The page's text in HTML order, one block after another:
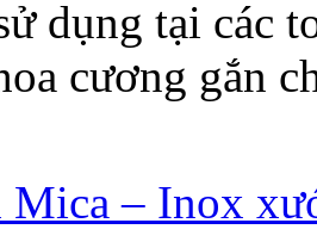
dụng tại các
cương gắn
– Inox